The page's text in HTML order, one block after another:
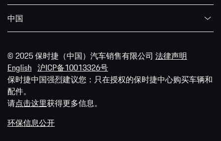
中国
© 2025 保时捷（中国）汽车销售有限公司 法律声明
English 沪ICP备10013326号
保时捷中国强烈建议您：只在授权的保时捷中心购买车辆和
配件。
请点击这里获得更多信息。
环保信息公开